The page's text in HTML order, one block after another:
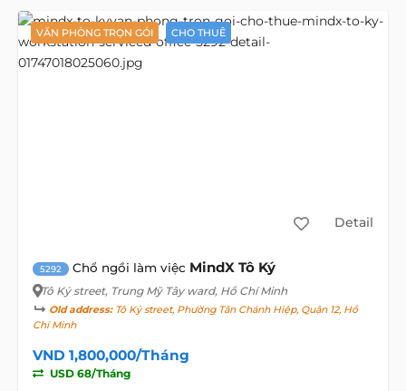
VĂN PHÒNG TRỌN GÓI CHO THUÊ
Detail
5292 Chổ ngồi làm việc MindX Tô Ký
Tô Ký street, Trung Mỹ Tây ward, Hồ Chí Minh
Old address:Tô Ký street, Phường Tân Chánh Hiệp, Quận 12, Hồ
Chí Minh
VND 1,800,000/Tháng
USD 68/Tháng